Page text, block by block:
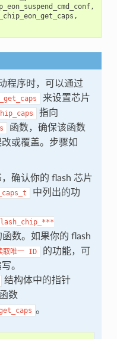
,
,
程序时，可以通过
来设置芯片
指向
函数，确保该函数
或覆盖。步骤如
确认你的 flash 芯片
中列出的功
函数。如果你的 flash
取唯一 ID
的功能，可
。
结构体中的指针
数
。